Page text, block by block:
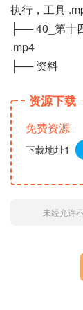
执行，工具
├── 40_第十
.mp4
├── 资料
资源下载
免费资源
下载地址1
未经允许